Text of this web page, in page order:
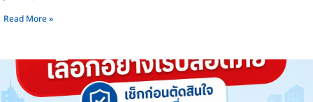
Read More »